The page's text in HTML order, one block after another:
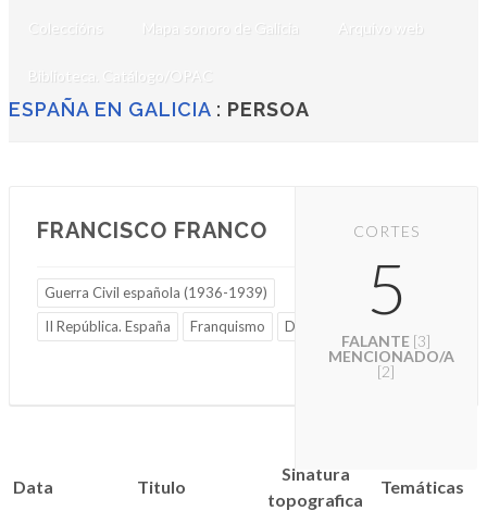
Coleccións Mapa sonoro de Galicia Arquivo web
Biblioteca. Catálogo/OPAC
ESPAÑA EN GALICIA : PERSOA
FRANCISCO FRANCO
Guerra Civil española (1936-1939)
II República. España
Franquismo Ditadura
CORTES
5
FALANTE [3]
MENCIONADO/A
[2]
Data Titulo
Sinatura
topografica
Temáticas